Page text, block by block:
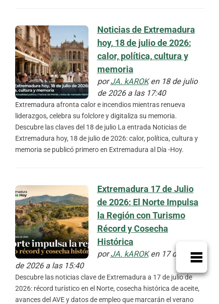
Noticias de Extremadura
hoy, 18 de julio de 2026:
calor, política, cultura y
memoria
porJA. kAROKen 18 de julio
de 2026 a las 17:40
Extremadura afronta calor e incendios mientras renueva
liderazgos, celebra su folclore y digitaliza su memoria.
Descubre las claves del 18 de julio La entrada Noticias de
Extremadura hoy, 18 de julio de 2026: calor, política, cultura y
memoria se publicó primero en Extremadura al Día -Hoy.
Extremadura 17 de Julio
de 2026: El Norte Impulsa
la Región con Turismo
Récord y Cosecha
Histórica
porJA. kAROKen 17 de julio
de 2026 a las 15:40
Descubre las noticias clave de Extremadura a 17 de julio de
2026: récord turístico en el Norte, cosecha histórica de aceite,
avances del AVE y datos de empleo que marcarán el verano